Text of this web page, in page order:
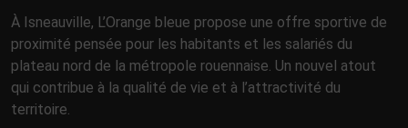
À Isneauville, L’Orange bleue propose une offre sportive de
proximité pensée pour les habitants et les salariés du
plateau nord de la métropole rouennaise. Un nouvel atout
qui contribue à la qualité de vie et à l’attractivité du
territoire.